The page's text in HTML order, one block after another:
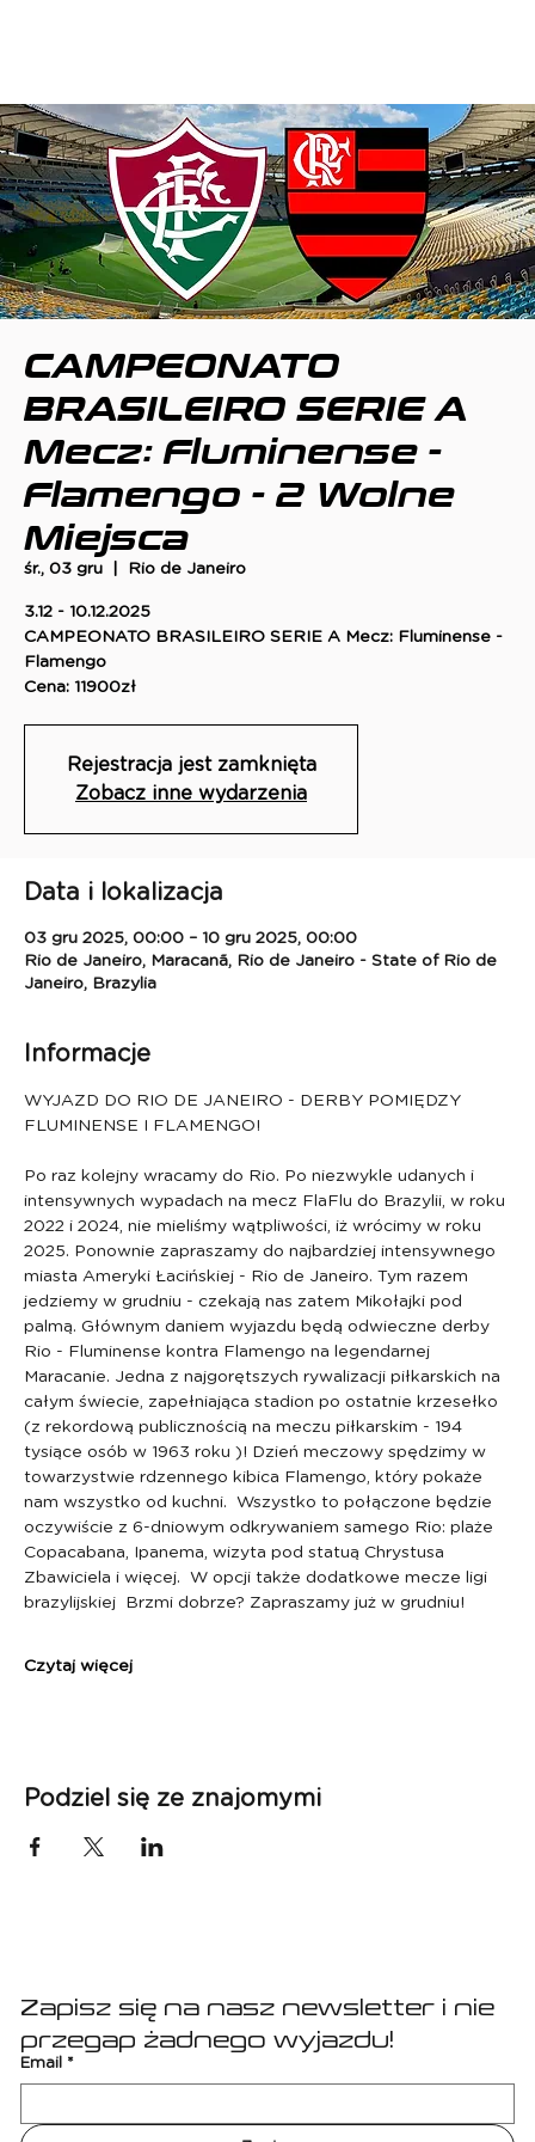
CAMPEONATO
BRASILEIRO SERIE A
Mecz: Fluminense -
Flamengo - 2 Wolne
Miejsca
śr., 03 gru Rio de Janeiro
3.12 - 10.12.2025
CAMPEONATO BRASILEIRO SERIE A Mecz: Fluminense -
Flamengo
Cena: 11900zł
Rejestracja jest zamknięta
Zobacz inne wydarzenia
Data i lokalizacja
03 gru 2025, 00:00 – 10 gru 2025, 00:00
Rio de Janeiro, Maracanã, Rio de Janeiro - State of Rio de
Janeiro, Brazylia
Informacje
WYJAZD DO RIO DE JANEIRO - DERBY POMIĘDZY
FLUMINENSE I FLAMENGO!
Po raz kolejny wracamy do Rio. Po niezwykle udanych i
intensywnych wypadach na mecz FlaFlu do Brazylii, w roku
2022 i 2024, nie mieliśmy wątpliwości, iż wrócimy w roku
2025. Ponownie zapraszamy do najbardziej intensywnego
miasta Ameryki Łacińskiej - Rio de Janeiro. Tym razem
jedziemy w grudniu - czekają nas zatem Mikołajki pod
palmą. Głównym daniem wyjazdu będą odwieczne derby
Rio - Fluminense kontra Flamengo na legendarnej
Maracanie. Jedna z najgorętszych rywalizacji piłkarskich na
całym świecie, zapełniająca stadion po ostatnie krzesełko
(z rekordową publicznością na meczu piłkarskim - 194
tysiące osób w 1963 roku )! Dzień meczowy spędzimy w
towarzystwie rdzennego kibica Flamengo, który pokaże
nam wszystko od kuchni.  Wszystko to połączone będzie
oczywiście z 6-dniowym odkrywaniem samego Rio: plaże
Copacabana, Ipanema, wizyta pod statuą Chrystusa
Zbawiciela i więcej.  W opcji także dodatkowe mecze ligi
brazylijskiej  Brzmi dobrze? Zapraszamy już w grudniu!
Czytaj więcej
Podziel się ze znajomymi
Zapisz się na nasz newsletter i nie
przegap żadnego wyjazdu!
Email *